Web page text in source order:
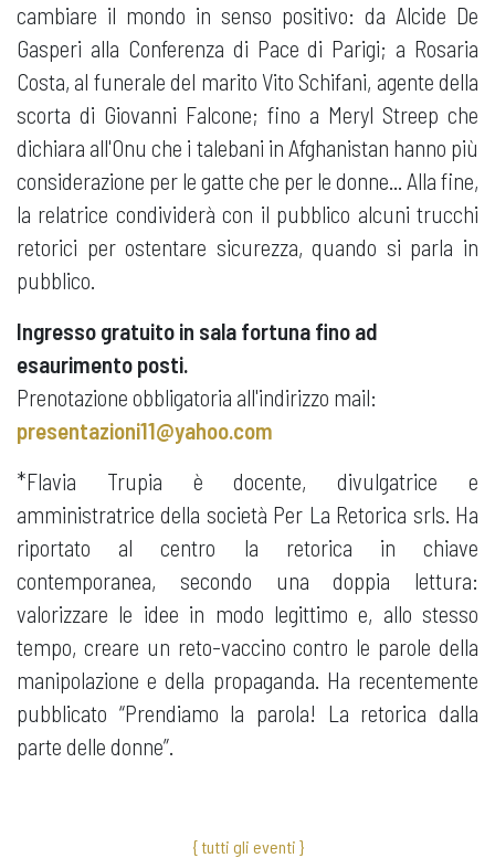
cambiare il mondo in senso positivo: da Alcide De
Gasperi alla Conferenza di Pace di Parigi; a Rosaria
Costa, al funerale del marito Vito Schifani, agente della
scorta di Giovanni Falcone; fino a Meryl Streep che
dichiara all'Onu che i talebani in Afghanistan hanno più
considerazione per le gatte che per le donne... Alla fine,
la relatrice condividerà con il pubblico alcuni trucchi
retorici per ostentare sicurezza, quando si parla in
pubblico.
Ingresso gratuito in sala fortuna fino ad
esaurimento posti.
Prenotazione obbligatoria all'indirizzo mail:
presentazioni11@yahoo.com
*Flavia Trupia è docente, divulgatrice e
amministratrice della società Per La Retorica srls. Ha
riportato al centro la retorica in chiave
contemporanea, secondo una doppia lettura:
valorizzare le idee in modo legittimo e, allo stesso
tempo, creare un reto-vaccino contro le parole della
manipolazione e della propaganda. Ha recentemente
pubblicato “Prendiamo la parola! La retorica dalla
parte delle donne”.
{ tutti gli eventi }